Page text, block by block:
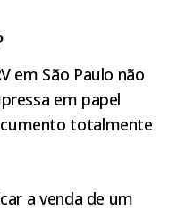
em São Paulo não
em papel
totalmente
a venda de um